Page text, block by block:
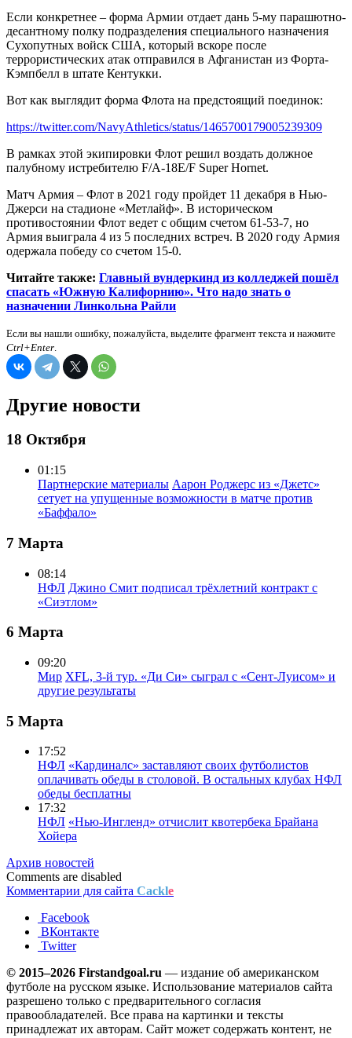
Если конкретнее – форма Армии отдает дань 5-му парашютно-
десантному полку подразделения специального назначения
Сухопутных войск США, который вскоре после
террористических атак отправился в Афганистан из Форта-
Кэмпбелл в штате Кентукки.
Вот как выглядит форма Флота на предстоящий поединок:
https://twitter.com/NavyAthletics/status/1465700179005239309
В рамках этой экипировки Флот решил воздать должное
палубному истребителю F/A-18E/F Super Hornet.
Матч Армия – Флот в 2021 году пройдет 11 декабря в Нью-
Джерси на стадионе «Метлайф». В историческом
противостоянии Флот ведет с общим счетом 61-53-7, но
Армия выиграла 4 из 5 последних встреч. В 2020 году Армия
одержала победу со счетом 15-0.
Читайте также: Главный вундеркинд из колледжей пошёл
спасать «Южную Калифорнию». Что надо знать о
назначении Линкольна Райли
Если вы нашли ошибку, пожалуйста, выделите фрагмент текста и нажмите
Ctrl+Enter
Другие новости
18 Октября
01:15
Партнерские материалы Аарон Роджерс из «Джетс»
сетует на упущенные возможности в матче против
«Баффало»
7 Марта
08:14
НФЛ Джино Смит подписал трёхлетний контракт с
«Сиэтлом»
6 Марта
09:20
Мир XFL, 3-й тур. «Ди Си» сыграл с «Сент-Луисом» и
другие результаты
5 Марта
17:52
НФЛ «Кардиналс» заставляют своих футболистов
оплачивать обеды в столовой. В остальных клубах НФЛ
обеды бесплатны
17:32
НФЛ «Нью-Ингленд» отчислит квотербека Брайана
Хойера
Архив новостей
Comments are disabled
Комментарии для сайта Cackle
Facebook
ВКонтакте
Twitter
© 2015–2026 Firstandgoal.ru — издание об американском
футболе на русском языке. Использование материалов cайта
разрешено только с предварительного согласия
правообладателей. Все права на картинки и тексты
принадлежат их авторам. Сайт может содержать контент, не